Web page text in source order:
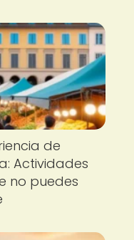
de
Actividades
no puedes